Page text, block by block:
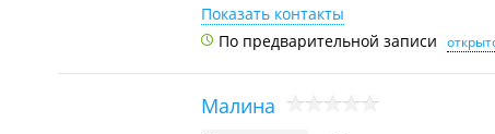
Показать контакты
По предварительной записи
Малина